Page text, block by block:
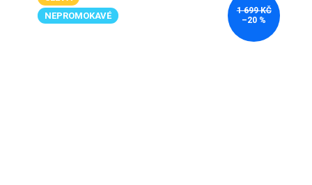
NEPROMOKAVÉ
1 699 KČ
–20 %